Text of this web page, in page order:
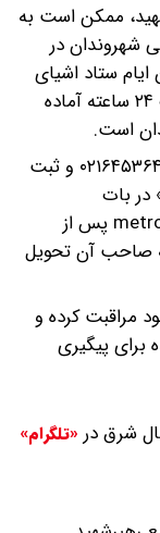
ممکن است به
شهروندان در
ایام ستاد اشیای
پیدا شده متروی تهران در این ایام به‌ صورت ۲۴ ساعته آماده
است.
شهروندان می توانند با تماس با شماره ۰۲۱۶۴۵۳۶۴۵۴ و ثبت
بات
اطلاع‌رسانی متروی تهران#ا@metro_tehranbot پس از
صاحب آن تحویل
مراقبت کرده و
برای پیگیری
شرق در «تلگرام»